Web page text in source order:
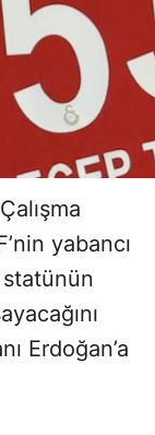
yabancı
statünün
Erdoğan’a